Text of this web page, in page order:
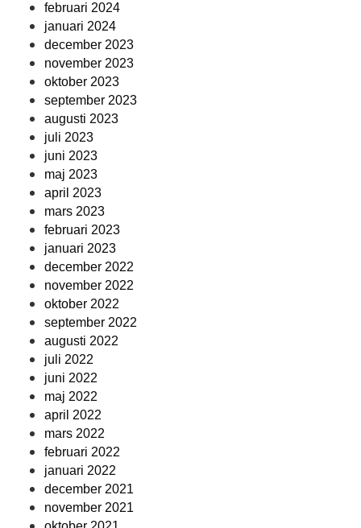
februari 2024
januari 2024
december 2023
november 2023
oktober 2023
september 2023
augusti 2023
juli 2023
juni 2023
maj 2023
april 2023
mars 2023
februari 2023
januari 2023
december 2022
november 2022
oktober 2022
september 2022
augusti 2022
juli 2022
juni 2022
maj 2022
april 2022
mars 2022
februari 2022
januari 2022
december 2021
november 2021